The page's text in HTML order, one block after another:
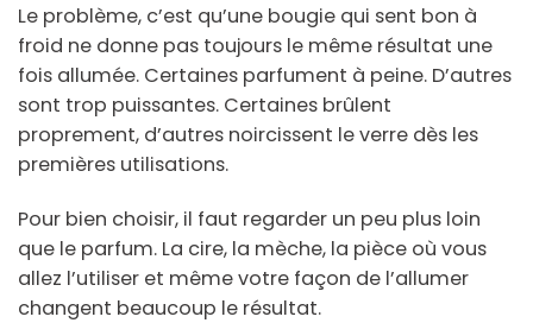
Le problème, c’est qu’une bougie qui sent bon à
froid ne donne pas toujours le même résultat une
fois allumée. Certaines parfument à peine. D’autres
sont trop puissantes. Certaines brûlent
proprement, d’autres noircissent le verre dès les
premières utilisations.
Pour bien choisir, il faut regarder un peu plus loin
que le parfum. La cire, la mèche, la pièce où vous
allez l’utiliser et même votre façon de l’allumer
changent beaucoup le résultat.